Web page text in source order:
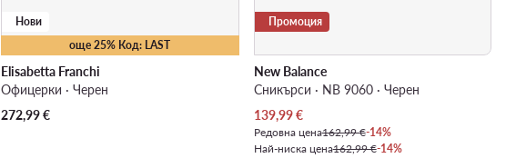
още 25% Код: LAST
Нови
Elisabetta Franchi
Офицерки · Черен
272,99€
Промоция
New Balance
Сникърси · NB 9060 · Черен
Актуална цена
139,99€
Редовна цена162,99 €-14%
Най-ниска цена162,99 €-14%